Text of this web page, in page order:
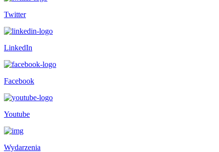
Twitter
LinkedIn
Facebook
Youtube
Wydarzenia